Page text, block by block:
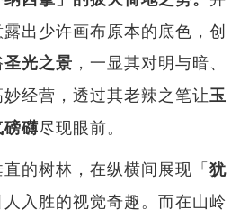
出少许画布原本的底色，创
圣光之景 ，一显其对明与暗、
经营，透过其老辣之笔让玉
礴尽现眼前。
的树林，在纵横间展现「犹
人入胜的视觉奇趣。而在山岭